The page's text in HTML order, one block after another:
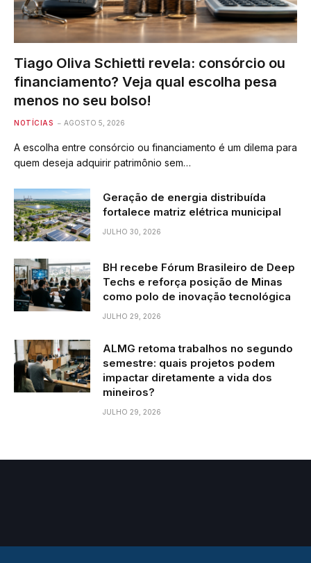
Tiago Oliva Schietti revela: consórcio ou
financiamento? Veja qual escolha pesa
menos no seu bolso!
NOTÍCIAS AGOSTO 5, 2026
A escolha entre consórcio ou financiamento é um dilema para
quem deseja adquirir patrimônio sem…
Geração de energia distribuída
fortalece matriz elétrica municipal
JULHO 30, 2026
BH recebe Fórum Brasileiro de Deep
Techs e reforça posição de Minas
como polo de inovação tecnológica
JULHO 29, 2026
ALMG retoma trabalhos no segundo
semestre: quais projetos podem
impactar diretamente a vida dos
mineiros?
JULHO 29, 2026